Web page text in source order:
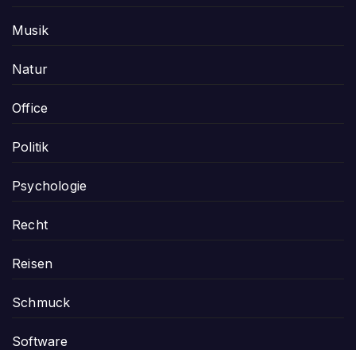
Musik
Natur
Office
Politik
Psychologie
Recht
Reisen
Schmuck
Software